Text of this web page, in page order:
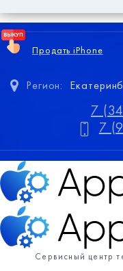
Продать iPhone
Регион:
7
7
Сервисный центр